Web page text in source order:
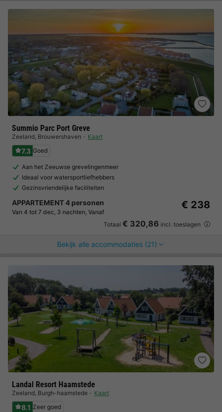
Summio Parc Port Greve
Zeeland, Brouwershaven Kaart
7.3 Goed
Aan het Zeeuwse grevelingenmeer
Ideaal voor watersportliefhebbers
Gezinsvriendelijke faciliteiten
APPARTEMENT 4 personen
Van 4 tot 7 dec, 3 nachten, Vanaf
€ 238
Totaal € 320,86 incl. toeslagen
Bekijk alle accommodaties (21)
Landal Resort Haamstede
Zeeland, Burgh-haamstede Kaart
8.1 Zeer goed